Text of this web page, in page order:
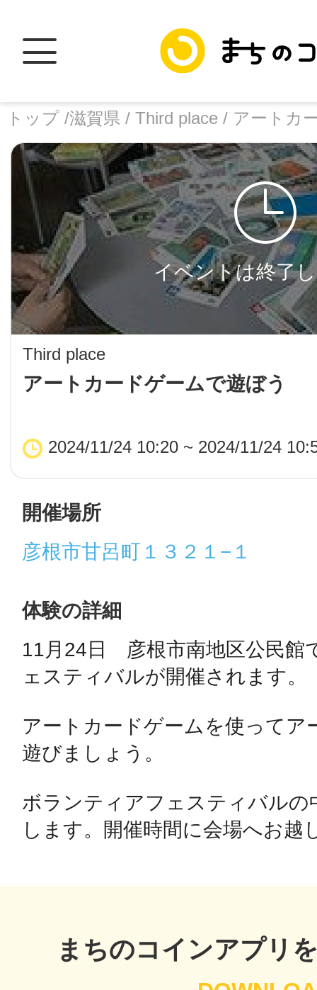
トップ /滋賀県 / Third place / アートカ
イベントは終了
Third place
アートカードゲームで遊ぼう
2024/11/24 10:20 ~ 2024/11/24
facebook
開催場所
彦根市甘呂町１３２１−１
体験の詳細
11月24日　彦根市南地区公民館
ェスティバルが開催されます。
アートカードゲームを使ってア
遊びましょう。
ボランティアフェスティバルの
します。開催時間に会場へお越
まちのコインアプリ
トップ
加盟スポットに
地域に導入を
鴻巣
池袋